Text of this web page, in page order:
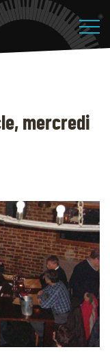
mercredi